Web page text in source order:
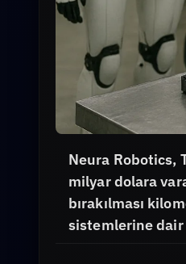
Neura Robotics,
milyar dolara
bırakılması
sistemlerine dair